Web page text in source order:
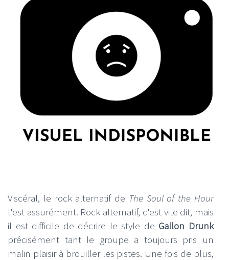
Viscéral, le rock alternatif de The Soul of the Hour
l'est assurément. Rock alternatif, c'est vite dit, mais
il est difficile de décrire le style de Gallon Drunk
précisément tant le groupe a toujours pris un
malin plaisir à brouiller les pistes. Une fois de plus,